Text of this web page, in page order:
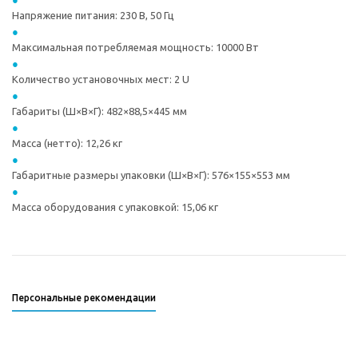
Напряжение питания: 230 В, 50 Гц
Максимальная потребляемая мощность: 10000 Вт
Количество установочных мест: 2 U
Габариты (Ш×В×Г): 482×88,5×445 мм
Масса (нетто): 12,26 кг
Габаритные размеры упаковки (Ш×В×Г): 576×155×553 мм
Масса оборудования с упаковкой: 15,06 кг
Персональные рекомендации